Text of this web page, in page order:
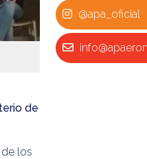
de
los
@apa_oficial